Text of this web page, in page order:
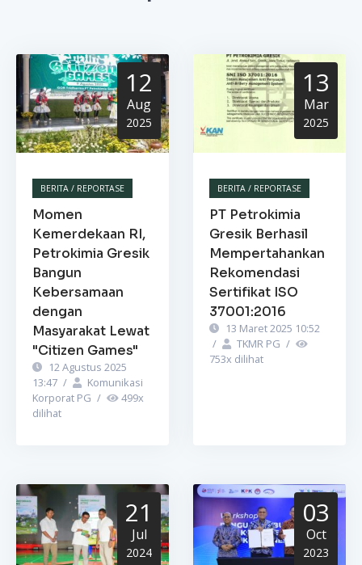
12
Aug
2025
BERITA / REPORTASE
Momen
Kemerdekaan RI,
Petrokimia Gresik
Bangun
Kebersamaan
dengan
Masyarakat Lewat
"Citizen Games"
12 Agustus 2025
13:47 /
Komunikasi
Korporat PG / 499x
dilihat
13
Mar
2025
BERITA / REPORTASE
PT Petrokimia
Gresik Berhasil
Mempertahankan
Rekomendasi
Sertifikat ISO
37001:2016
13 Maret 2025 10:52
/
TKMR PG /
753x dilihat
21
Jul
2024
03
Oct
2023